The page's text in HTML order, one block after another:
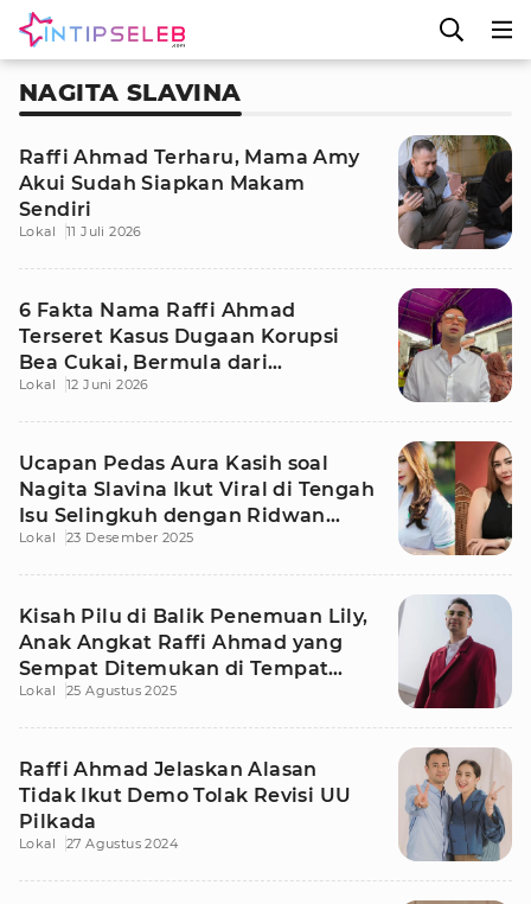
NAGITA SLAVINA
Raffi Ahmad Terharu, Mama Amy
Akui Sudah Siapkan Makam
Sendiri
Lokal 11 Juli 2026
6 Fakta Nama Raffi Ahmad
Terseret Kasus Dugaan Korupsi
Bea Cukai, Bermula dari
Pertemuan di Amerika
Lokal 12 Juni 2026
Ucapan Pedas Aura Kasih soal
Nagita Slavina Ikut Viral di Tengah
Isu Selingkuh dengan Ridwan
Kamil
Lokal 23 Desember 2025
Kisah Pilu di Balik Penemuan Lily,
Anak Angkat Raffi Ahmad yang
Sempat Ditemukan di Tempat
Sampah
Lokal 25 Agustus 2025
Raffi Ahmad Jelaskan Alasan
Tidak Ikut Demo Tolak Revisi UU
Pilkada
Lokal 27 Agustus 2024